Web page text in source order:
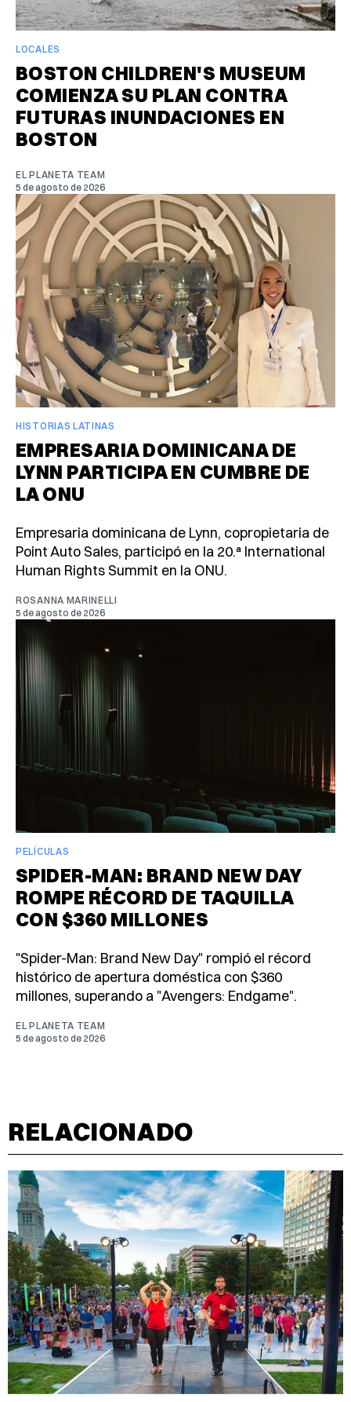
LOCALES
BOSTON CHILDREN'S MUSEUM
COMIENZA SU PLAN CONTRA
FUTURAS INUNDACIONES EN
BOSTON
EL PLANETA TEAM
5 de agosto de 2026
HISTORIAS LATINAS
EMPRESARIA DOMINICANA DE
LYNN PARTICIPA EN CUMBRE DE
LA ONU
Empresaria dominicana de Lynn, copropietaria de
Point Auto Sales, participó en la 20.ª International
Human Rights Summit en la ONU.
ROSANNA MARINELLI
5 de agosto de 2026
PELÍCULAS
SPIDER-MAN: BRAND NEW DAY
ROMPE RÉCORD DE TAQUILLA
CON $360 MILLONES
"Spider-Man: Brand New Day" rompió el récord
histórico de apertura doméstica con $360
millones, superando a "Avengers: Endgame".
EL PLANETA TEAM
5 de agosto de 2026
RELACIONADO